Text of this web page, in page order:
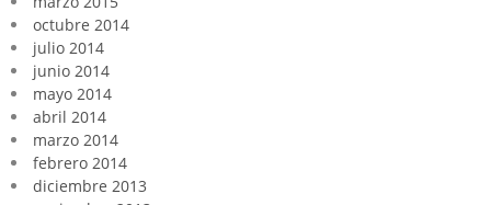
octubre 2014
julio 2014
junio 2014
mayo 2014
abril 2014
marzo 2014
febrero 2014
diciembre 2013